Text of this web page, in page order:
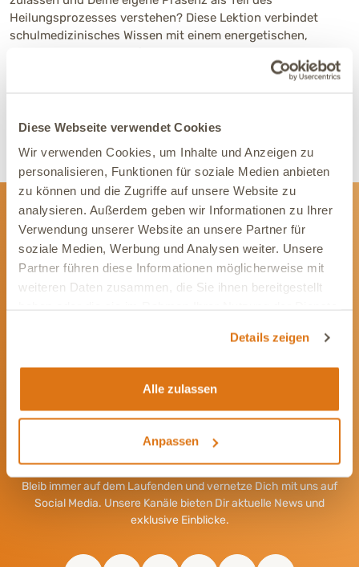
Diese Webseite verwendet Cookies
Wir verwenden Cookies, um Inhalte und Anzeigen zu
personalisieren, Funktionen für soziale Medien anbieten
zu können und die Zugriffe auf unsere Website zu
analysieren. Außerdem geben wir Informationen zu Ihrer
Verwendung unserer Website an unsere Partner für
soziale Medien, Werbung und Analysen weiter. Unsere
Partner führen diese Informationen möglicherweise mit
weiteren Daten zusammen, die Sie ihnen bereitgestellt
Details zeigen
Alle zulassen
Anpassen
Heilungsprozesses verstehen? Diese Lektion verbindet
schulmedizinisches Wissen mit einem energetischen,
Newsletter
Wir informieren Dich gerne mit wertvollen Tipps
und Angeboten rund um die Gesundheit Deines
Newsletter abonnieren
Werde Teil unserer Community
Bleib immer auf dem Laufenden und vernetze Dich mit uns auf
Social Media. Unsere Kanäle bieten Dir aktuelle News und
exklusive Einblicke.